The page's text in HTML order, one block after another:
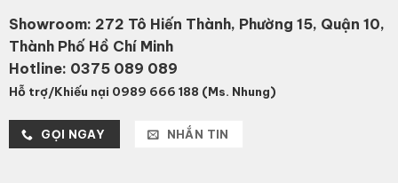
Showroom: 272 Tô Hiến Thành, Phường 15, Quận 10,
Thành Phố Hồ Chí Minh
Hotline: 0375 089 089
Hỗ trợ/Khiếu nại 0989 666 188 (Ms. Nhung)
GỌI NGAY NHẮN TIN